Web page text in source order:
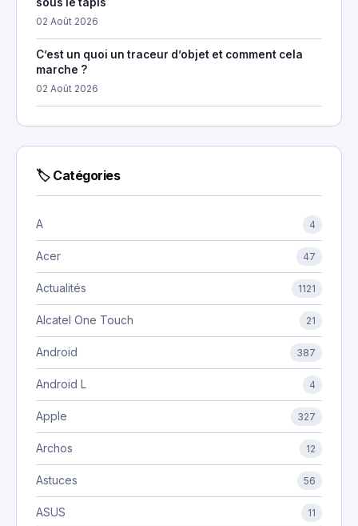
02 Août 2026
C’est un quoi un traceur d’objet et comment cela
marche ?
02 Août 2026
🏷 Catégories
A 4
Acer 47
Actualités 1121
Alcatel One Touch 21
Android 387
Android L 4
Apple 327
Archos 12
Astuces 56
ASUS 11